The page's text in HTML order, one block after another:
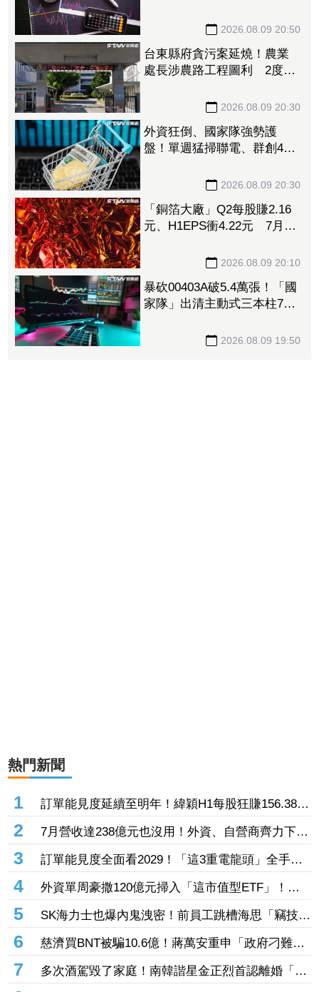
化推升毛利率 2026.08.09 20:50
台東縣府貪污案延燒！農業
處長涉農路工程圖利 2度交
2026.08.09 20:30
外資狂倒、國家隊強勢護
盤！單週猛掃聯電、群創4萬
2026.08.09 20:30
「銅箔大廠」Q2每股賺2.16
元、H1EPS衝4.22元 7月營
2026.08.09 20:10
暴砍00403A破5.4萬張！「國
家隊」出清主動式三本柱7萬
2026.08.09 19:50
熱門新聞
1
訂單能見度延續至明年！緯穎H1每股狂賺156.38元
創同期新高 砸逾300億元擴充AI伺服器產能
2
7月營收達238億元也沒用！外資、自營商齊力下殺
「這晶圓代工廠」 三大法人狠砍156億元
3
訂單能見度全面看2029！「這3重電龍頭」全手握
逾百億元訂單 市場聚焦董事會承認第二季財報
4
外資單周豪撒120億元掃入「這市值型ETF」！再
鎖定5檔主動式進貨、「這2檔」進貨逾10萬張
5
SK海力士也爆內鬼洩密！前員工跳槽海思「竊技術
機密附在履歷內」 判刑1年半
6
慈濟買BNT被騙10.6億！蔣萬安重申「政府刁難民
間」 沈伯洋開嗆：「說一個謊要用千萬個謊來
圓」
7
多次酒駕毀了家庭！南韓諧星金正烈首認離婚「分
居長達13年」 感謝台僑前妻仍照顧